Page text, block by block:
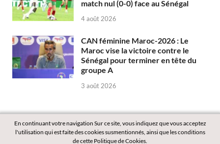
match nul (0-0) face au Sénégal
4 août 2026
CAN féminine Maroc-2026 : Le
Maroc vise la victoire contre le
Sénégal pour terminer en tête du
groupe A
3 août 2026
En continuant votre navigation Sur ce site, vous indiquez que vous acceptez
l'utilisation qui est faite des cookies susmentionnés, ainsi que les conditions
de cette Politique de Cookies.